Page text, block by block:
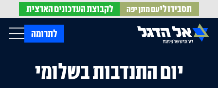
תסבירו ליעם מתן יפה לקבוצתהעדכונים הארצית
לתרומה Menu
יום התנדבות בשלומי